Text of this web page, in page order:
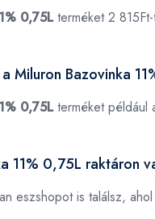
0,75Lterméket 2
Miluron Bazovinka
0,75Lterméket például
11% 0,75L raktáron
eszshopot is találsz,